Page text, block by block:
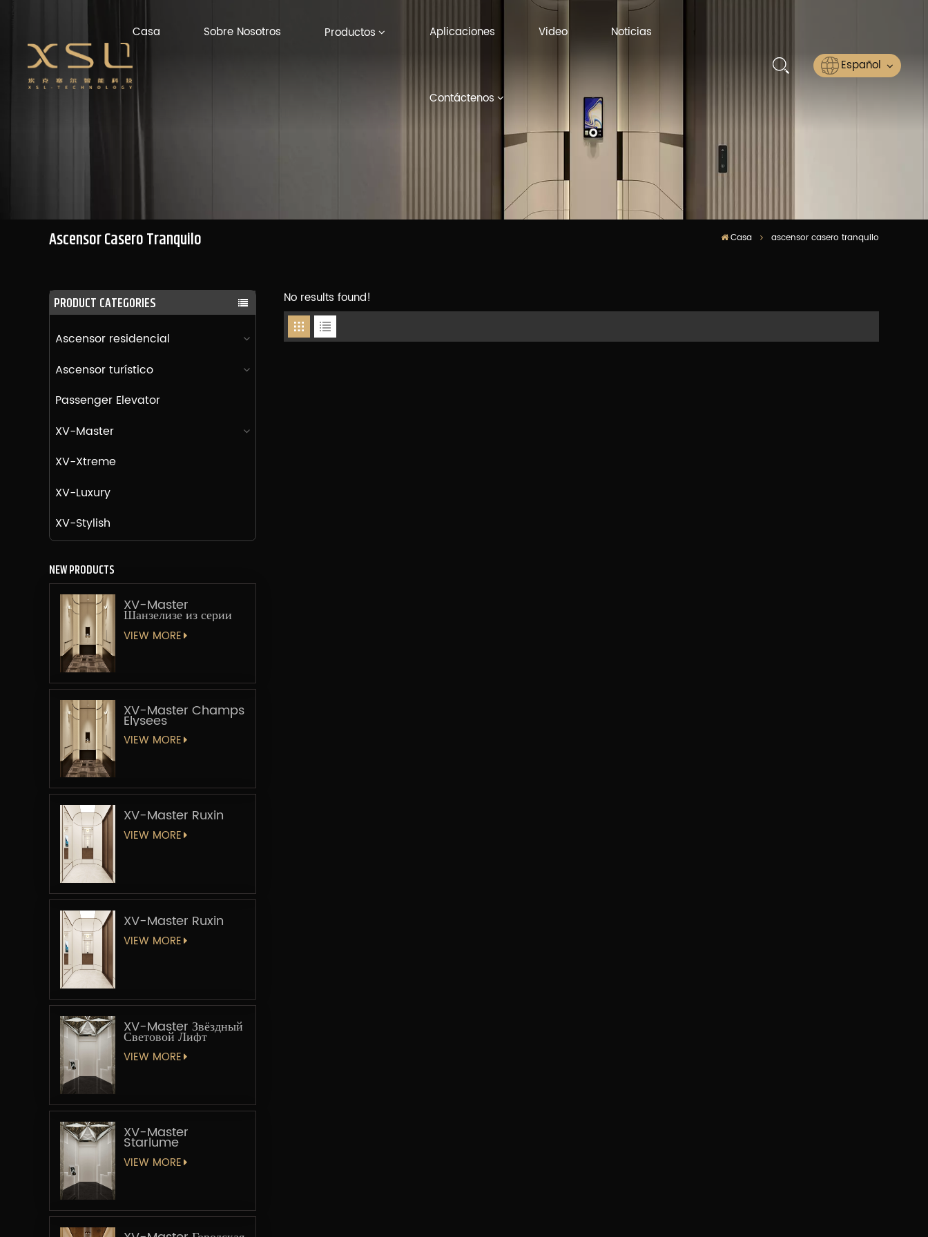
Casa Sobre Nosotros Productos Aplicaciones Video Noticias
Contáctenos
Español
عربي
Ascensor Casero Tranquilo Casa ascensor casero tranquilo
PRODUCT CATEGORIES
Ascensor residencial
Ascensor turístico
Passenger Elevator
XV-Master
XV-Xtreme
XV-Luxury
XV-Stylish
NEW PRODUCTS
XV-Master
Шанзелизе из серии
«Мастер-лифт»
VIEW MORE
XV-Master Champs
Elysees
VIEW MORE
XV-Master Ruxin
VIEW MORE
XV-Master Ruxin
VIEW MORE
XV-Master Звёздный
Световой Лифт
VIEW MORE
XV-Master
Starlume
VIEW MORE
No results found!